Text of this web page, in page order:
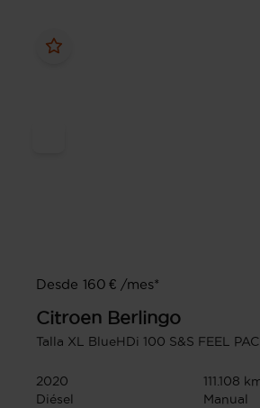
Desde 160 € /mes*
Citroen Berlingo
Talla XL BlueHDi 100 S&S FEEL
2020
111.108
Diésel
Manual